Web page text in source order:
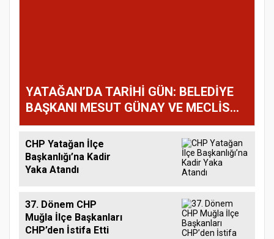
YATAĞAN’DA TARİHİ GÜN: BELEDİYE
BAŞKANI MESUT GÜNAY VE MECLİS
ÜYELERİ YENİ PARTİ’YE GEÇTİ!
CHP Yatağan İlçe
Başkanlığı’na Kadir
Yaka Atandı
37. Dönem CHP
Muğla İlçe Başkanları
CHP’den İstifa Etti